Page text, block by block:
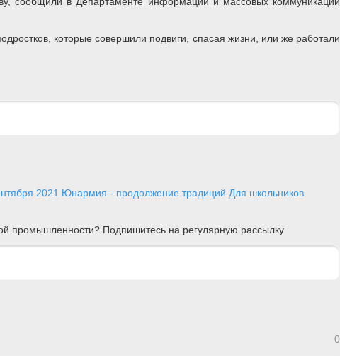
которые совершили подвиги, спасая жизни, или же работали
2021 Юнармия - продолжение традиций Для школьников
промышленности? Подпишитесь на регулярную рассылку
0